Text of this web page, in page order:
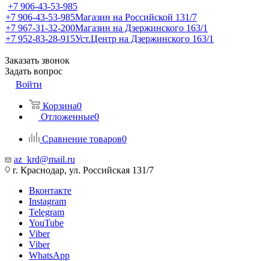
+7 906-43-53-985
+7 906-43-53-985Магазин на Российской 131/7
+7 967-31-32-200Магазин на Дзержинского 163/1
+7 952-83-28-915Уст.Центр на Дзержинского 163/1
Заказать звонок
Задать вопрос
Войти
Корзина0
Отложенные0
Сравнение товаров0
az_krd@mail.ru
г. Краснодар, ул. Российская 131/7
Вконтакте
Instagram
Telegram
YouTube
Viber
Viber
WhatsApp